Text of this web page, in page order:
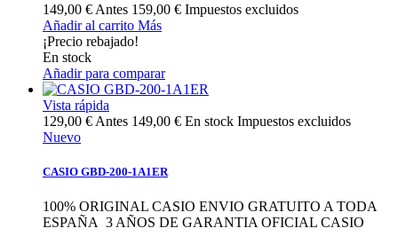
149,00 € Antes 159,00 € Impuestos excluidos
Añadir al carrito Más
¡Precio rebajado!
En stock
Añadir para comparar
Vista rápida
129,00 € Antes 149,00 € En stock Impuestos excluidos
Nuevo
CASIO GBD-200-1A1ER
100% ORIGINAL CASIO ENVIO GRATUITO A TODA
ESPAÑA 3 AÑOS DE GARANTIA OFICIAL CASIO